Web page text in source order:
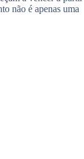
não é apenas uma